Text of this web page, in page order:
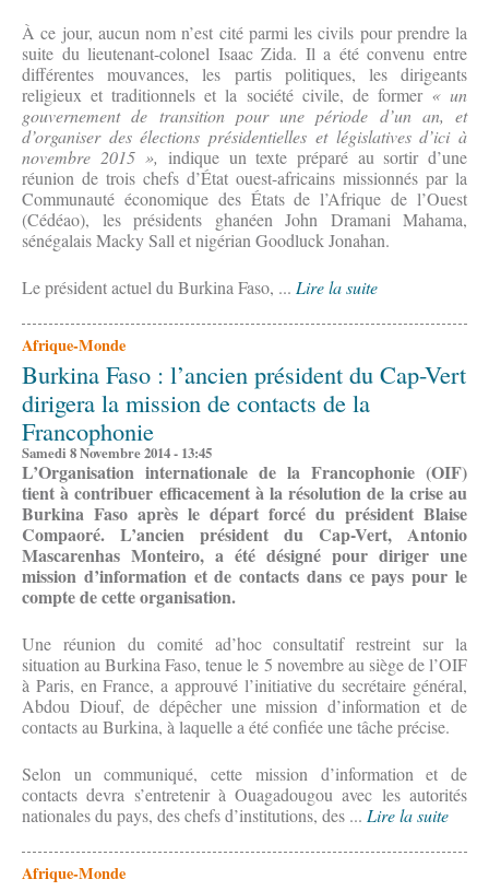
À ce jour, aucun nom n’est cité parmi les civils pour prendre la
suite du lieutenant-colonel Isaac Zida. Il a été convenu entre
différentes mouvances, les partis politiques, les dirigeants
religieux et traditionnels et la société civile, de former « un
gouvernement de transition pour une période d’un an, et
d’organiser des élections présidentielles et législatives d’ici à
novembre 2015 », indique un texte préparé au sortir d’une
réunion de trois chefs d’État ouest-africains missionnés par la
Communauté économique des États de l’Afrique de l’Ouest
(Cédéao), les présidents ghanéen John Dramani Mahama,
sénégalais Macky Sall et nigérian Goodluck Jonahan.
Le président actuel du Burkina Faso, ... Lire la suite
Afrique-Monde
Burkina Faso : l’ancien président du Cap-Vert
dirigera la mission de contacts de la
Francophonie
Samedi 8 Novembre 2014 - 13:45
L’Organisation internationale de la Francophonie (OIF)
tient à contribuer efficacement à la résolution de la crise au
Burkina Faso après le départ forcé du président Blaise
Compaoré. L’ancien président du Cap-Vert, Antonio
Mascarenhas Monteiro, a été désigné pour diriger une
mission d’information et de contacts dans ce pays pour le
compte de cette organisation.
Une réunion du comité ad’hoc consultatif restreint sur la
situation au Burkina Faso, tenue le 5 novembre au siège de l’OIF
à Paris, en France, a approuvé l’initiative du secrétaire général,
Abdou Diouf, de dépêcher une mission d’information et de
contacts au Burkina, à laquelle a été confiée une tâche précise.
Selon un communiqué, cette mission d’information et de
contacts devra s’entretenir à Ouagadougou avec les autorités
nationales du pays, des chefs d’institutions, des ... Lire la suite
Afrique-Monde